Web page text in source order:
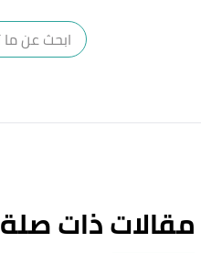
مقالات ذات صلة